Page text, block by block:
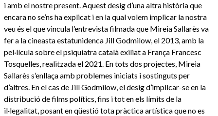
i amb el nostre present. Aquest desig d’una altra història que
encara no se’ns ha explicat i en la qual volem implicar la nostra
veu és el que vincula l’entrevista filmada que Mireia Sallarès va
fer a la cineasta estatunidenca Jill Godmilow, el 2013, amb la
pel·lícula sobre el psiquiatra català exiliat a França Francesc
Tosquelles, realitzada el 2021. En tots dos projectes, Mireia
Sallarès s’enllaça amb problemes iniciats i sostinguts per
d’altres. En el cas de Jill Godmilow, el desig d’implicar-se en la
distribució de films polítics, fins i tot en els límits de la
il·legalitat, posant en qüestió tota pràctica artística que no es